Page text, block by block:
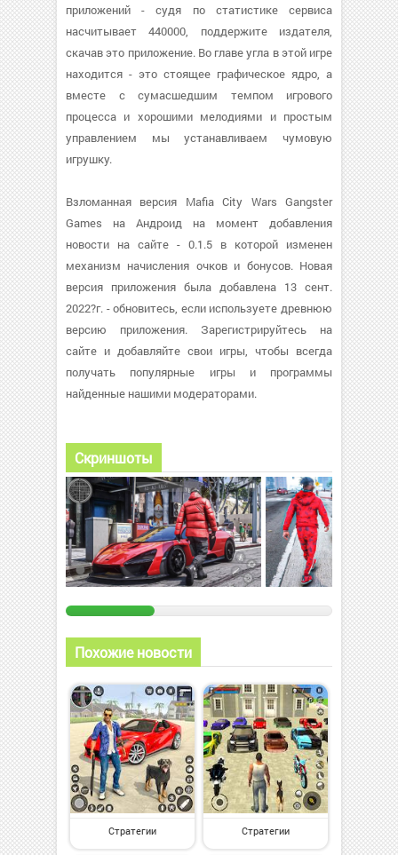
приложений - судя по статистике сервиса
насчитывает 440000, поддержите издателя,
скачав это приложение. Во главе угла в этой игре
находится - это стоящее графическое ядро, а
вместе с сумасшедшим темпом игрового
процесса и хорошими мелодиями и простым
управлением мы устанавливаем чумовую
игрушку.
Взломанная версия Mafia City Wars Gangster
Games на Андроид на момент добавления
новости на сайте - 0.1.5 в которой изменен
механизм начисления очков и бонусов. Новая
версия приложения была добавлена 13 сент.
2022?г. - обновитесь, если используете древнюю
версию приложения. Зарегистрируйтесь на
сайте и добавляйте свои игры, чтобы всегда
получать популярные игры и программы
найденные нашими модераторами.
Скриншоты
Похожие новости
Стратегии Стратегии